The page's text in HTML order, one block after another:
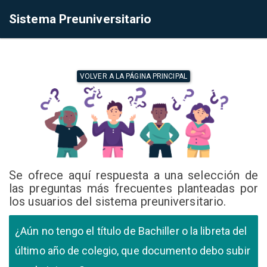
Sistema Preuniversitario
VOLVER A LA PÁGINA PRINCIPAL
Se ofrece aquí respuesta a una selección de
las preguntas más frecuentes planteadas por
los usuarios del sistema preuniversitario.
¿Aún no tengo el título de Bachiller o la libreta del
último año de colegio, que documento debo subir